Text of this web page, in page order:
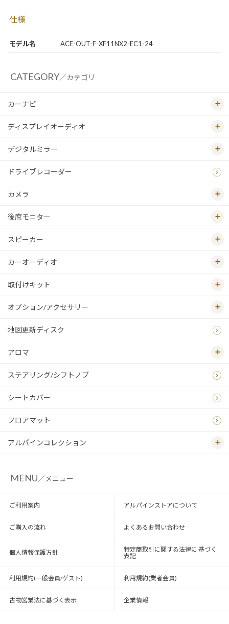
モデル名 ACE-OUT-F-XF11NX2-EC1-24
仕様
CATEGORY／カテゴリ
カーナビ
ディスプレイオーディオ
デジタルミラー
ドライブレコーダー
カメラ
後席モニター
スピーカー
カーオーディオ
取付けキット
オプション/アクセサリー
地図更新ディスク
アロマ
ステアリング/シフトノブ
シートカバー
フロアマット
アルパインコレクション
MENU／メニュー
ご利用案内 アルパインストアについて
ご購入の流れ よくあるお問い合わせ
個人情報保護方針
特定商取引に関する法律に 基づく
表記
利用規約(一般会員/ゲスト) 利用規約(業者会員)
古物営業法に基づく表示 企業情報